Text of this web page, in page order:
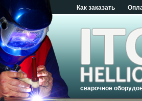
Как заказать
сварочное